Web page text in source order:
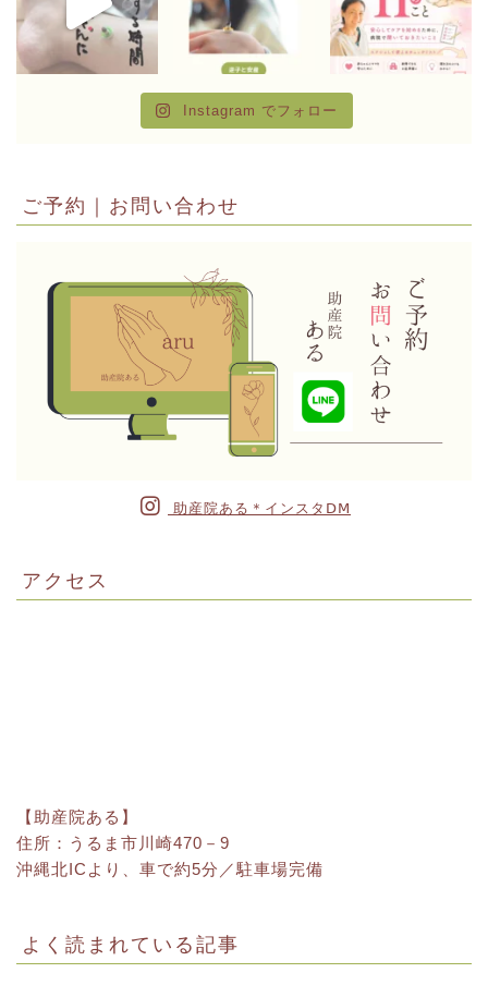
Instagram でフォロー
ご予約｜お問い合わせ
助産院ある＊インスタⅮⅯ
アクセス
【助産院ある】
住所：うるま市川崎470－9
沖縄北ICより、車で約5分／駐車場完備
よく読まれている記事